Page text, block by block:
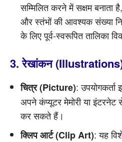
सम्मिलित करने में सक्षम बनाता
और स्तंभों की आवश्यक संख्या
के लिए पूर्व-स्वरूपित तालिका
3. रेखांकन
चित्र (Picture):
अपने कंप्यूटर मेमोरी या इंटरनेट
कर सकते हैं।
क्लिप आर्ट (Clip Art): यह